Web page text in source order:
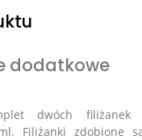
dodatkowe
dwóch
Filiżanki zdobione